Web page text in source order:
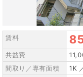
賃料
共益費
間取り／専有面積
1K